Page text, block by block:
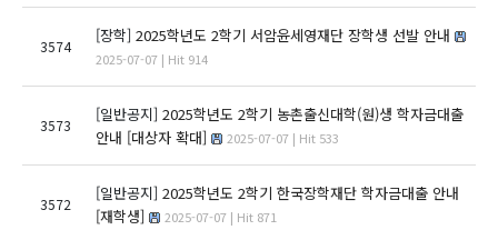
3574
[장학] 2025학년도 2학기 서암윤세영재단 장학생 선발 안내
2025-07-07 | Hit 914
3573
[일반공지] 2025학년도 2학기 농촌출신대학(원)생 학자금대출
안내 [대상자 확대]
2025-07-07 | Hit 533
3572
[일반공지] 2025학년도 2학기 한국장학재단 학자금대출 안내
[재학생]
2025-07-07 | Hit 871